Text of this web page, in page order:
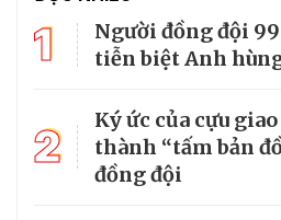
1
Người đồng đội
tiễn biệt Anh
2
Ký ức của cựu
thành “tấm bản
đồng đội